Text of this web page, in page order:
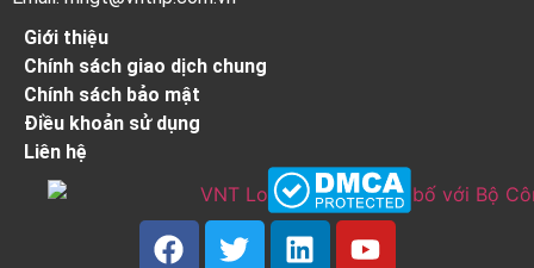
Giới thiệu
Chính sách giao dịch chung
Chính sách bảo mật
Điều khoản sử dụng
Liên hệ